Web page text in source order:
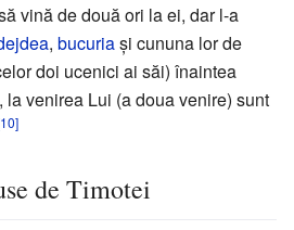
vină de două ori la ei, dar l-a
, bucuriaşi cununa lor de
doi ucenici ai săi) înaintea
venirea Lui (a doua venire) sunt
de Timotei